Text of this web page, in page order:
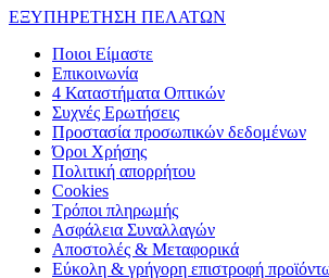
ΕΞΥΠΗΡΕΤΗΣΗ ΠΕΛΑΤΩΝ
Ποιοι Είμαστε
Επικοινωνία
4 Καταστήματα Οπτικών
Συχνές Ερωτήσεις
Προστασία προσωπικών δεδομένων
Όροι Χρήσης
Πολιτική απορρήτου
Cookies
Τρόποι πληρωμής
Ασφάλεια Συναλλαγών
Αποστολές & Μεταφορικά
Εύκολη & γρήγορη επιστροφή